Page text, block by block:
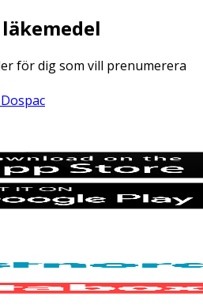
för dig som vill prenumerera